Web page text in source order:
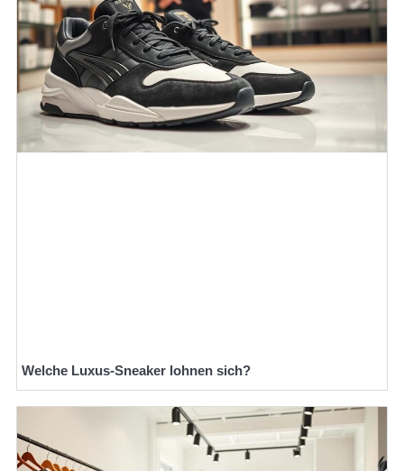
Welche Luxus-Sneaker lohnen sich?